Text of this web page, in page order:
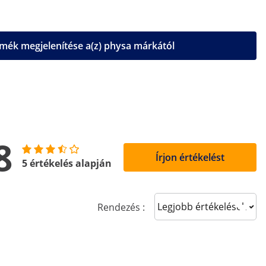
megjelenítése a(z) physa márkától
5 értékelés alapján Írjon értékelést
Rendezés : Sort reviews